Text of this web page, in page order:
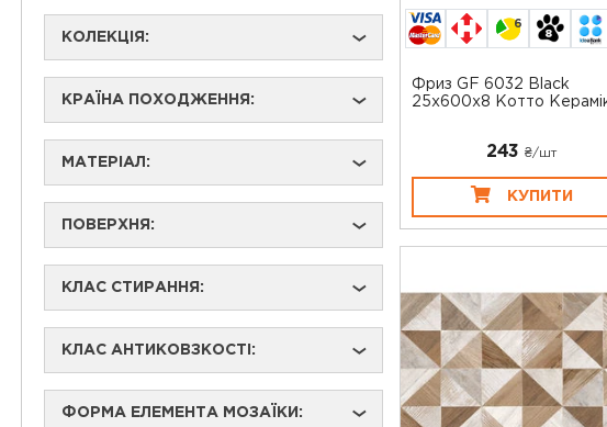
КОЛЕКЦІЯ: ›
КРАЇНА ПОХОДЖЕННЯ: ›
МАТЕРІАЛ: ›
ПОВЕРХНЯ: ›
КЛАС СТИРАННЯ: ›
КЛАС АНТИКОВЗКОСТІ: ›
ФОРМА ЕЛЕМЕНТА МОЗАЇКИ: ›
6
Фриз GF 6032 Black
25x600x8 Котто
243 ₴/шт
КУПИТИ